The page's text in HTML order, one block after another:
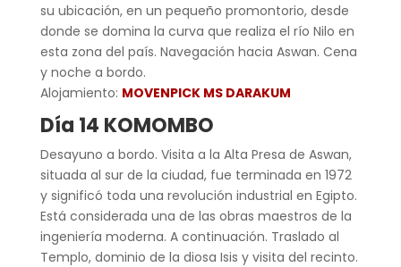
su ubicación, en un pequeño promontorio, desde
donde se domina la curva que realiza el río Nilo en
esta zona del país. Navegación hacia Aswan. Cena
y noche a bordo.
Alojamiento: MOVENPICK MS DARAKUM
Día 14 KOMOMBO
Desayuno a bordo. Visita a la Alta Presa de Aswan,
situada al sur de la ciudad, fue terminada en 1972
y significó toda una revolución industrial en Egipto.
Está considerada una de las obras maestros de la
ingeniería moderna. A continuación. Traslado al
Templo, dominio de la diosa Isis y visita del recinto.